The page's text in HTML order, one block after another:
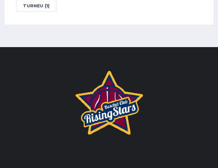
TURNEU (1)